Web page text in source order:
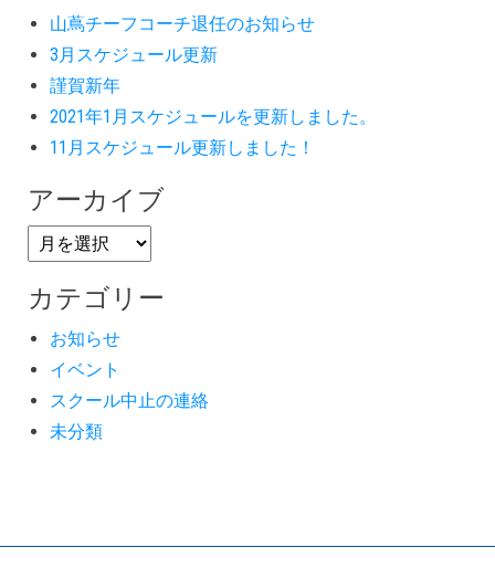
山蔦チーフコーチ退任のお知らせ
3月スケジュール更新
謹賀新年
2021年1月スケジュールを更新しました。
11月スケジュール更新しました！
アーカイブ
カテゴリー
お知らせ
イベント
スクール中止の連絡
未分類